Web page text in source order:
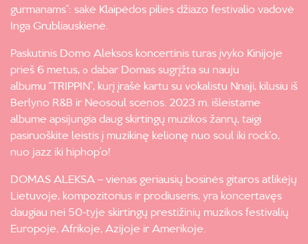
gurmanams”: sakė Klaipėdos pilies džiazo festivalio vadovė
Inga Grubliauskienė.
Paskutinis Domo Aleksos koncertinis turas įvyko Kinijoje
prieš 6 metus, о dabar Domas sugrįžta su nauju
albumu “TRIPPIN”, kurį įrašė kartu su vokalistu Nnaji, kilusiu iš
Berlyno R&B ir Neosoul scenos. 2023 m. išleistame
albume apsijungia daug skirtingų muzikos žanrų, taigi
pasiruoškite leistis į muzikinę kelionę nuo soul iki rock’o,
nuo jazz iki hiphop’o!
DOMAS ALEKSA – vienas geriausių bosinės gitaros atlikėjų
Lietuvoje, kompozitorius ir prodiuseris, yra koncertavęs
daugiau nei 50-tyje skirtingų prestižinių muzikos festivalių
Europoje, Afrikoje, Azijoje ir Amerikoje.